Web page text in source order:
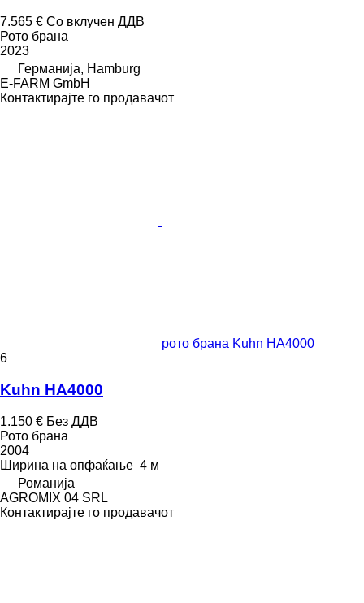
7.565 € Со вклучен ДДВ
Рото брана
2023
Германија, Hamburg
E-FARM GmbH
Контактирајте го продавачот
рото брана Kuhn HA4000
6
Kuhn HA4000
1.150 € Без ДДВ
Рото брана
2004
Ширина на опфаќање 4 м
Романија
AGROMIX 04 SRL
Контактирајте го продавачот